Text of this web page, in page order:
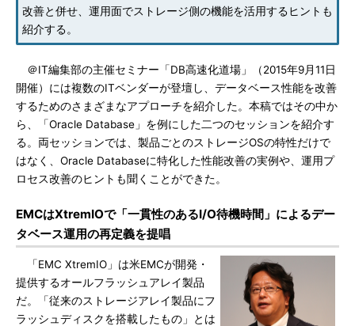
改善と併せ、運用面でストレージ側の機能を活用するヒントも
紹介する。
＠IT編集部の主催セミナー「DB高速化道場」（2015年9月11日
開催）には複数のITベンダーが登壇し、データベース性能を改善
するためのさまざまなアプローチを紹介した。本稿ではその中か
ら、「Oracle Database」を例にした二つのセッションを紹介す
る。両セッションでは、製品ごとのストレージOSの特性だけで
はなく、Oracle Databaseに特化した性能改善の実例や、運用プ
ロセス改善のヒントも聞くことができた。
EMCはXtremIOで「一貫性のあるI/O待機時間」によるデー
タベース運用の再定義を提唱
「EMC XtremIO」は米EMCが開発・
提供するオールフラッシュアレイ製品
だ。「従来のストレージアレイ製品にフ
ラッシュディスクを搭載したもの」とは